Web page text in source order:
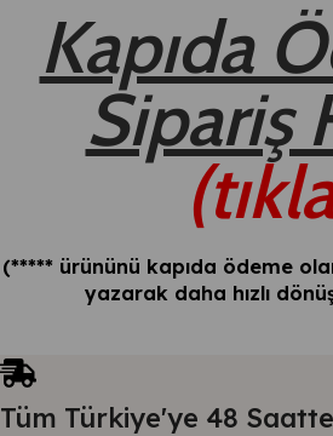
Kapıda
Sipariş
(***** ürününü kapıda ödeme
yazarak daha hızlı
Tüm Türkiye'ye 48